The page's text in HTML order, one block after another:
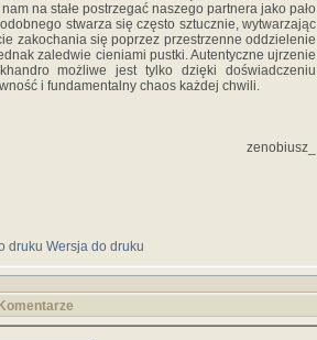
na stałe postrzegać naszego partnera jako pało
stwarza się często sztucznie, wytwarzając
zakochania się poprzez przestrzenne oddzielenie
zaledwie cieniami pustki. Autentyczne ujrzenie
możliwe jest tylko dzięki doświadczeniu
i fundamentalny chaos każdej chwili.
zenobiusz_
Wersja do druku
Komentarze